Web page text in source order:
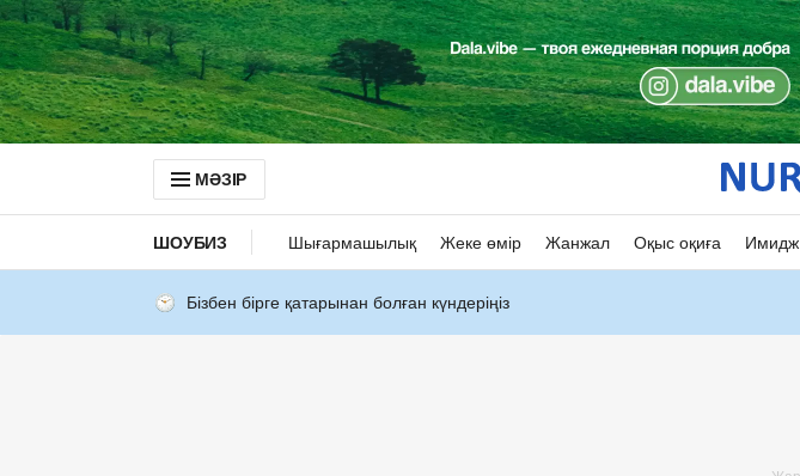
МӘЗІР
ШОУБИЗ Шығармашылық Жеке өмір Жанжал Оқыс оқиға Имидж
Бізбен бірге қатарынан болған күндеріңіз